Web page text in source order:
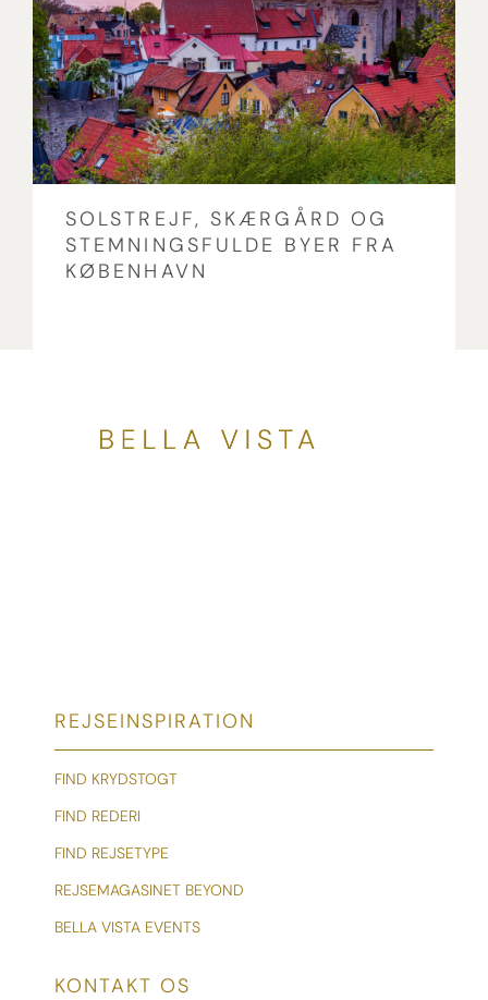
SOLSTREJF, SKÆRGÅRD OG
STEMNINGSFULDE BYER FRA
KØBENHAVN
REJSEINSPIRATION
FIND KRYDSTOGT
FIND REDERI
FIND REJSETYPE
REJSEMAGASINET BEYOND
BELLA VISTA EVENTS
KONTAKT OS